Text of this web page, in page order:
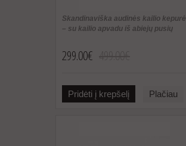
Skandinaviška audinės kailio kepurė
– su kailio apvadu iš abiejų pusių
299.00€
Pridėti į krepšelį Plačiau